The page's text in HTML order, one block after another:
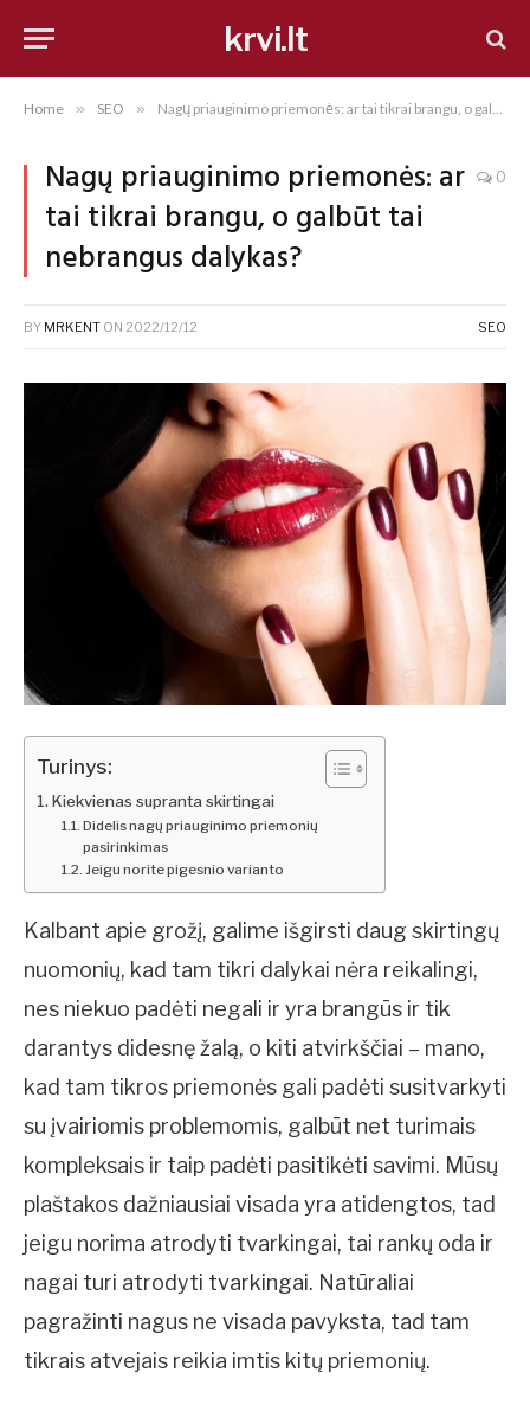
krvi.lt
Home » SEO » Nagų priauginimo priemonės: ar tai tikrai brangu, o galbūt tai nebrangus dalykas?
Nagų priauginimo priemonės: ar
tai tikrai brangu, o galbūt tai
nebrangus dalykas?
0
BY MRKENT ON 2022/12/12 SEO
Turinys:
Kiekvienas supranta skirtingai
Didelis nagų priauginimo priemonių
pasirinkimas
Jeigu norite pigesnio varianto
Kalbant apie grožį, galime išgirsti daug skirtingų
nuomonių, kad tam tikri dalykai nėra reikalingi,
nes niekuo padėti negali ir yra brangūs ir tik
darantys didesnę žalą, o kiti atvirkščiai – mano,
kad tam tikros priemonės gali padėti susitvarkyti
su įvairiomis problemomis, galbūt net turimais
kompleksais ir taip padėti pasitikėti savimi. Mūsų
plaštakos dažniausiai visada yra atidengtos, tad
jeigu norima atrodyti tvarkingai, tai rankų oda ir
nagai turi atrodyti tvarkingai. Natūraliai
pagražinti nagus ne visada pavyksta, tad tam
tikrais atvejais reikia imtis kitų priemonių.